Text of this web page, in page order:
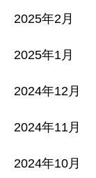
2025年2月
2025年1月
2024年12月
2024年11月
2024年10月